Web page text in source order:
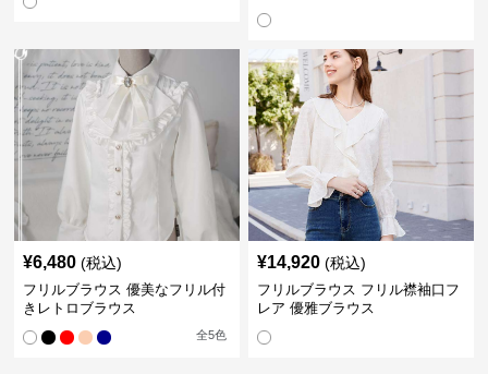
¥6,480 (税込)
フリルブラウス 優美なフリル付
きレトロブラウス
全5色
¥14,920 (税込)
フリルブラウス フリル襟袖口フ
レア 優雅ブラウス